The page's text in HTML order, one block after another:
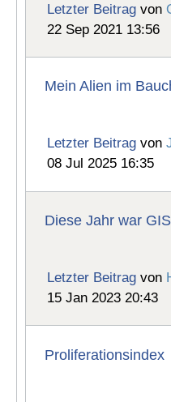
Letzter Beitrag von
22 Sep 2021 13:56
Mein Alien im
Letzter Beitrag von
08 Jul 2025 16:35
Diese Jahr war
Letzter Beitrag von
15 Jan 2023 20:43
Proliferationsindex